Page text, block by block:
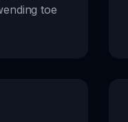
toe